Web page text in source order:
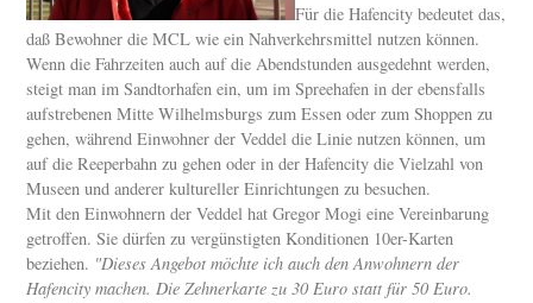
Für die Hafencity bedeutet das,
daß Bewohner die MCL wie ein Nahverkehrsmittel nutzen können.
Wenn die Fahrzeiten auch auf die Abendstunden ausgedehnt werden,
steigt man im Sandtorhafen ein, um im Spreehafen in der ebensfalls
aufstrebenen Mitte Wilhelmsburgs zum Essen oder zum Shoppen zu
gehen, während Einwohner der Veddel die Linie nutzen können, um
auf die Reeperbahn zu gehen oder in der Hafencity die Vielzahl von
Museen und anderer kultureller Einrichtungen zu besuchen.
Mit den Einwohnern der Veddel hat Gregor Mogi eine Vereinbarung
getroffen. Sie dürfen zu vergünstigten Konditionen 10er-Karten
beziehen. "Dieses Angebot möchte ich auch den Anwohnern der
Hafencity machen. Die Zehnerkarte zu 30 Euro statt für 50 Euro.